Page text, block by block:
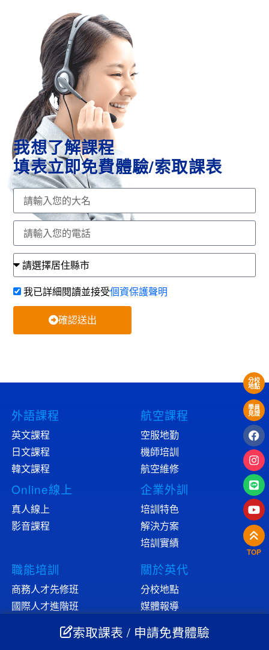
我想了解課程
填表立即免費體驗/索取課表
我已詳細閱讀並接受個資保護聲明
確認送出
外語課程
英文課程
日文課程
韓文課程
Online線上
真人線上
影音課程
航空課程
空服地勤
機師培訓
航空維修
企業外訓
培訓特色
解決方案
培訓實績
職能培訓
商務人才先修班
國際人才進階班
高階經理實戰班
關於英代
分校地點
媒體報導
幸福英代
分校
地點
學員
見證
TOP
索取課表 / 申請免費體驗